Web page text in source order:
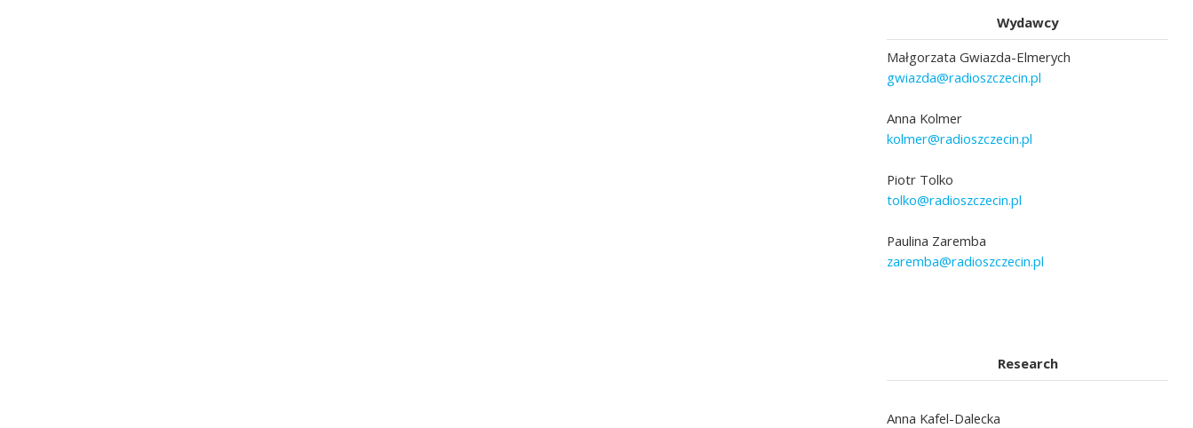
Wydawcy
Małgorzata Gwiazda-Elmerych
gwiazda@radioszczecin.pl
Anna Kolmer
kolmer@radioszczecin.pl
Piotr Tolko
tolko@radioszczecin.pl
Paulina Zaremba
zaremba@radioszczecin.pl
Research
Anna Kafel-Dalecka